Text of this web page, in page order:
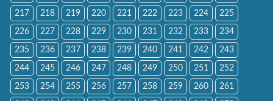
217 218 219 220 221 222 223 224 225
226 227 228 229 230 231 232 233 234
235 236 237 238 239 240 241 242 243
244 245 246 247 248 249 250 251 252
253 254 255 256 257 258 259 260 261